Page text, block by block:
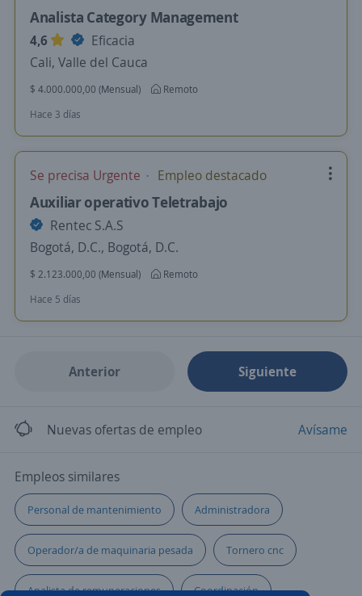
Analista Category Management
4,6
Eficacia
Cali, Valle del Cauca
$ 4.000.000,00 (Mensual)
Remoto
Hace 3 días
Se precisa Urgente Empleo destacado
Auxiliar operativo Teletrabajo
Rentec S.A.S
Bogotá, D.C., Bogotá, D.C.
$ 2.123.000,00 (Mensual)
Remoto
Hace 5 días
Anterior Siguiente
Nuevas ofertas de empleo Avísame
Empleos similares
Personal de mantenimiento Administradora
Operador/a de maquinaria pesada Tornero cnc
Analista de remuneraciones Coordinación